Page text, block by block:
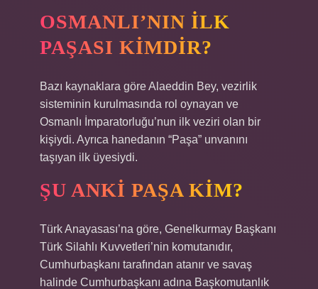
OSMANLI’NIN ILK
PAŞASI KIMDIR?
Bazı kaynaklara göre Alaeddin Bey, vezirlik
sisteminin kurulmasında rol oynayan ve
Osmanlı İmparatorluğu’nun ilk veziri olan bir
kişiydi. Ayrıca hanedanın “Paşa” unvanını
taşıyan ilk üyesiydi.
ŞU ANKI PAŞA KIM?
Türk Anayasası’na göre, Genelkurmay Başkanı
Türk Silahlı Kuvvetleri’nin komutanıdır,
Cumhurbaşkanı tarafından atanır ve savaş
halinde Cumhurbaşkanı adına Başkomutanlık